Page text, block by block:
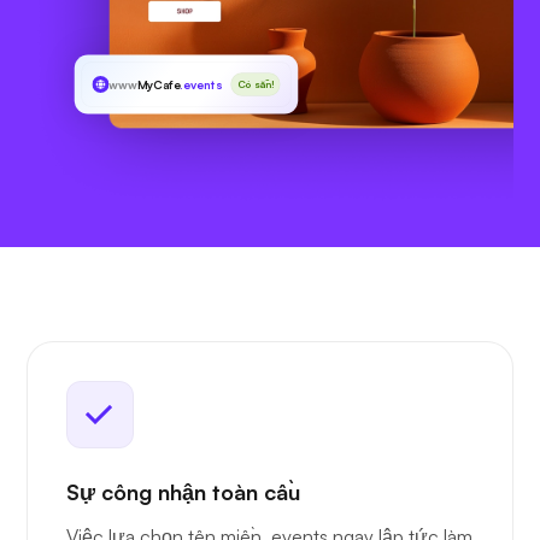
wwwMyCafe.events Có sẵn!
Sự công nhận toàn cầu